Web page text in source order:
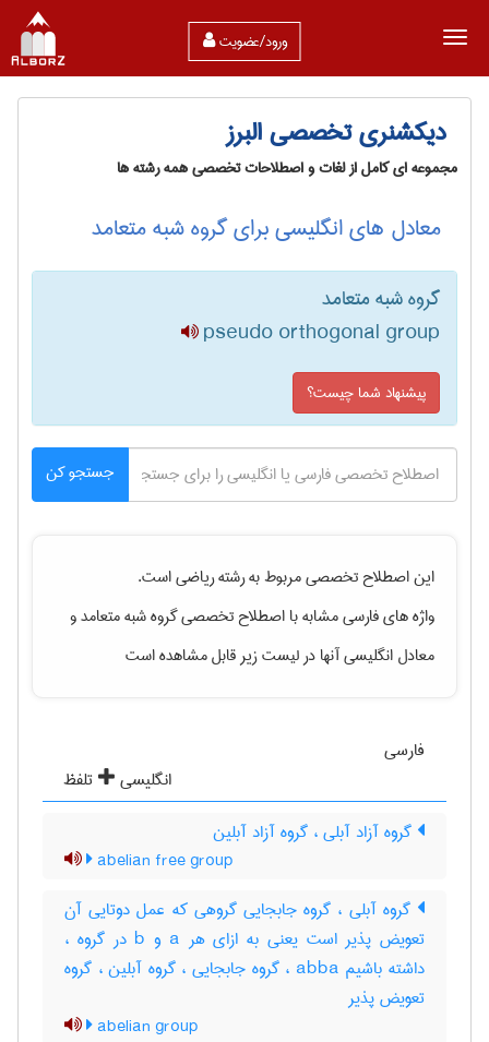
ورود/عضویت
دیکشنری تخصصی البرز
مجموعه ای کامل از لغات و اصطلاحات تخصصی همه رشته ها
معادل های انگلیسی برای گروه شبه متعامد
گروه شبه متعامد
pseudo orthogonal group
پیشنهاد شما چیست؟
جستجو کن
این اصطلاح تخصصی مربوط به رشتهرياضیاست.
واژه های فارسی مشابه با اصطلاح تخصصیگروه شبه متعامدو
معادل انگلیسی آنها در لیست زیر قابل مشاهده است
فارسی
انگلیسی
تلفظ
گروه آزاد آبلی ، گروه آزاد آبلین
abelian free group
گروه آبلی ، گروه جابجایی گروهی که عمل دوتایی آن
تعویض پذیر است یعنی به ازای هر a و b در گروه ،
داشته باشیم abba ، گروه جابجایی ، گروه آبلین ، گروه
تعویض پذیر
abelian group